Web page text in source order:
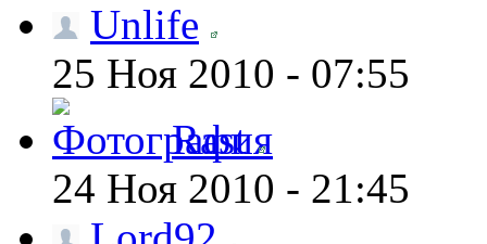
Unlife
25 Ноя 2010 - 07:55
Rast
24 Ноя 2010 - 21:45